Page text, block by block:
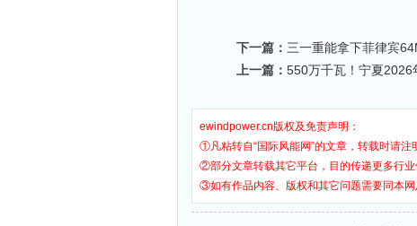
下一篇： 三一重能拿下菲律宾
上一篇： 550万千瓦！宁夏2026
ewindpower.cn版权及免责声明：
①凡粘转自“国际风能网”的文章，转载时请注
②部分文章转载其它平台，目的传递更多行
③如有作品内容、版权和其它问题需要同本网